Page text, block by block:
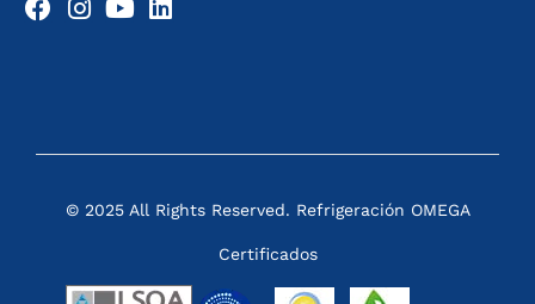
© 2025 All Rights Reserved. Refrigeración OMEGA
Certificados